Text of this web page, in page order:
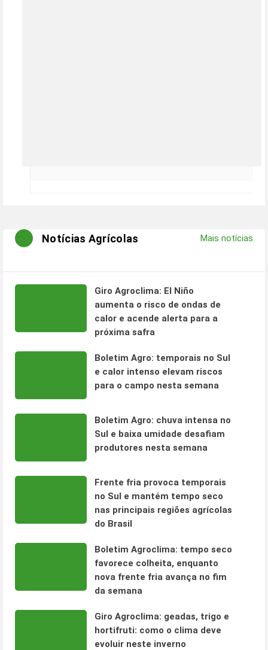
Notícias Agrícolas Mais notícias
Giro Agroclima: El Niño
aumenta o risco de ondas de
calor e acende alerta para a
próxima safra
Boletim Agro: temporais no Sul
e calor intenso elevam riscos
para o campo nesta semana
Boletim Agro: chuva intensa no
Sul e baixa umidade desafiam
produtores nesta semana
Frente fria provoca temporais
no Sul e mantém tempo seco
nas principais regiões agrícolas
do Brasil
Boletim Agroclima: tempo seco
favorece colheita, enquanto
nova frente fria avança no fim
da semana
Giro Agroclima: geadas, trigo e
hortifruti: como o clima deve
evoluir neste inverno